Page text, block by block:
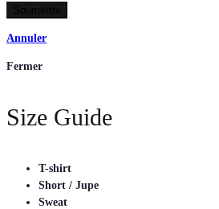
Annuler
Fermer
Size Guide
T-shirt
Short / Jupe
Sweat